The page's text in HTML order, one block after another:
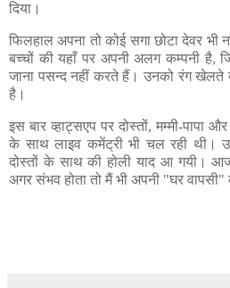
दिया।
फिलहाल अपना तो कोई सगा छोटा देवर
बच्चों की यहाँ पर अपनी अलग कम्पनी है,
जाना पसन्द नहीं करते हैं। उनको रंग
है।
इस बार व्हाट्सएप पर दोस्तों, मम्मी-पापा
के साथ लाइव कमेंट्री भी चल रही थी।
दोस्तों के साथ की होली याद आ गयी।
अगर संभव होता तो मैं भी अपनी "घर वापसी"